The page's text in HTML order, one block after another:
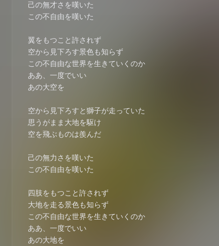
己の無才さを嘆いた
この不自由を嘆いた
翼をもつこと許されず
空から見下ろす景色も知らず
この不自由な世界を生きていくのか
ああ、一度でいい
あの大空を
空から見下ろすと獅子が走っていた
思うがまま大地を駆け
空を飛ぶものは羨んだ
己の無力さを嘆いた
この不自由を嘆いた
四肢をもつこと許されず
大地を走る景色も知らず
この不自由な世界を生きていくのか
ああ、一度でいい
あの大地を